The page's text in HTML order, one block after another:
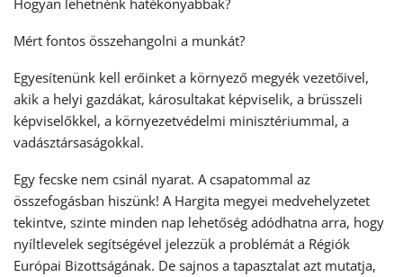
Hogyan lehetnénk hatékonyabbak?
Mért fontos összehangolni a munkát?
Egyesítenünk kell erőinket a környező megyék vezetőivel,
akik a helyi gazdákat, károsultakat képviselik, a brüsszeli
képviselőkkel, a környezetvédelmi minisztériummal, a
vadásztársaságokkal.
Egy fecske nem csinál nyarat. A csapatommal az
összefogásban hiszünk! A Hargita megyei medvehelyzetet
tekintve, szinte minden nap lehetőség adódhatna arra, hogy
nyíltlevelek segítségével jelezzük a problémát a Régiók
Európai Bizottságának. De sajnos a tapasztalat azt mutatja,